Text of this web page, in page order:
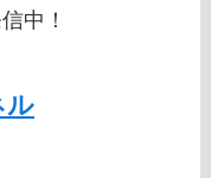
中！
ル